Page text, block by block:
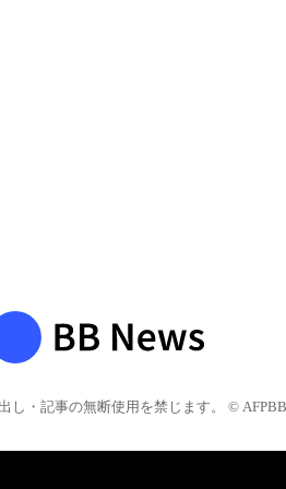
し・記事の無断使用を禁じます。 © AFPBB